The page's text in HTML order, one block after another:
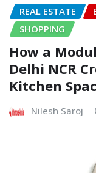
REAL ESTATE
SHOPPING
How a
Delhi NCR
Kitchen
Nilesh Saroj